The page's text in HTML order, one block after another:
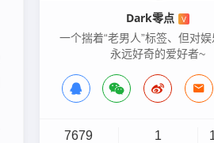
Dark零点 V
一个揣着“老男人”标签、但对
永远好奇的爱好者~
7679 1